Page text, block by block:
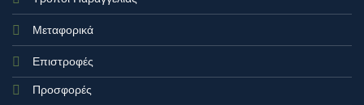
Μεταφορικά
Επιστροφές
Προσφορές